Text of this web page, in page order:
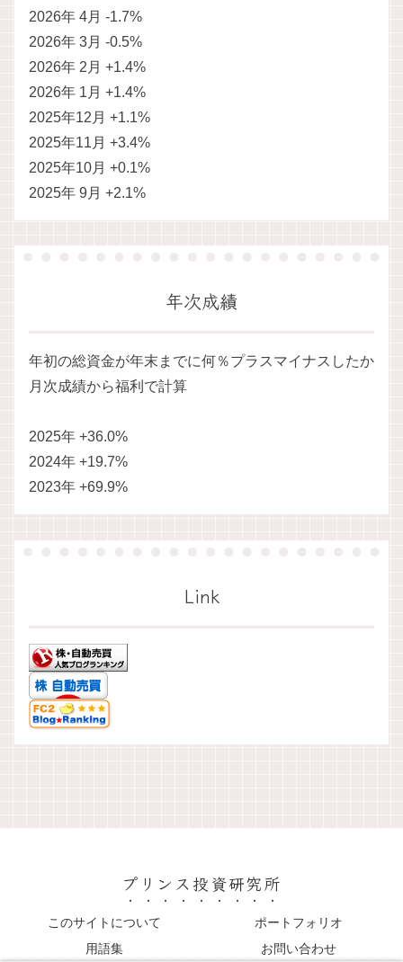
2026年 4月 -1.7%
2026年 3月 -0.5%
2026年 2月 +1.4%
2026年 1月 +1.4%
2025年12月 +1.1%
2025年11月 +3.4%
2025年10月 +0.1%
2025年 9月 +2.1%
年次成績
年初の総資金が年末までに何％プラスマイナスしたか
月次成績から福利で計算
2025年 +36.0%
2024年 +19.7%
2023年 +69.9%
Link
プリンス投資研究所
このサイトについて
ポートフォリオ
用語集
お問い合わせ